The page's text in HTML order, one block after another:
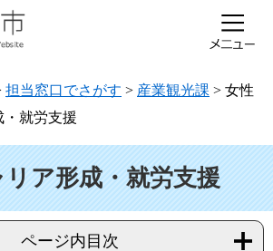
文へ
担当窓口でさがす > 産業観光課 > 女性
・就労支援
ア形成・就労支援
ページ内目次